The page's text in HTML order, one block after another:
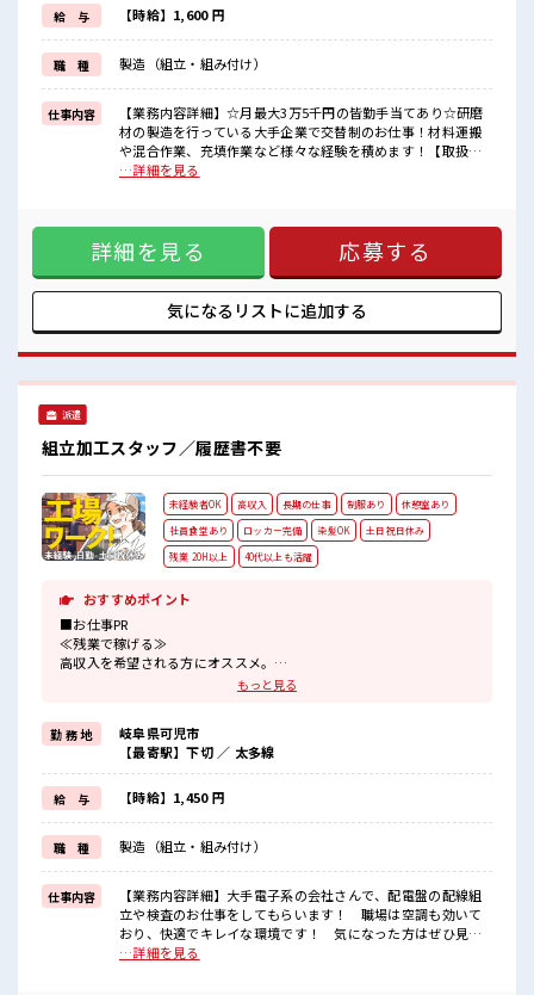
しっかり働く環境が整っています！
イチからスキルUP・ステップUP目指していきましょう！
≪自分に合った期間で働ける≫
福利厚生が整った派遣のお仕事です！
■職場の雰囲気
休憩室で楽しくランチ♪
時間があれば昼寝もしちゃおう！
持ち物が多いあなたにもぴったり☆
給 与 【時給】1,600 円
職 種 製造（組立・組み付け）
仕事内容
【業務内容詳細】☆月最大3万5千円の皆勤手当てあり☆研磨
材の製造を行っている大手企業で交替制のお仕事！材料運搬
や混合作業、充填作業など様々な経験を積めます！【取扱製
品情報】研磨材 ■お仕事PR ≪1日1時間程の残業で収入アップ
と毎日の服選びに悩まずOK♪ ≪未経験の方も大カンゲイ≫
新しいことにチャレンジするのは不安だけど、 しっかり働く
環境が整っています！ イチからスキルUP・ステップUP目指
していきましょう！ ≪自分に合った期間で働ける≫ 福利厚生
が整った派遣のお仕事です！ ■職場の雰囲気 休憩室で楽しく
ランチ♪ 時間があれば昼寝もしちゃおう！ 持ち物が多いあな
ので給料の上乗せも期待できそう！
…詳細を見る
詳細を見る 応募する
気になるリストに追加する
派遣
組立加工スタッフ／履歴書不要
未経験者OK 高収入 長期の仕事 制服あり
休憩室あり
社員食堂あり
ロッカー完備 染髪OK
土日祝日休み
残業 20H以上
40代以上も活躍
おすすめポイント
■お仕事PR
≪残業で稼げる≫
高収入を希望される方にオススメ。
残業は月20時間以上あります♪
週末は家族や友人と一緒にプライベート満喫！
≪ヘアカラーOKで自由な雰囲気の職場≫
明るすぎたり奇抜でなければ基本的に自由！
(規定有)≪動きやすい制服アリ≫
制服があるので、
毎日の服装の悩み解消♪
≪未経験OKの仕事≫
新しいことにチャレンジするのは不安だけど、
しっかり働く環境が整っています！
イチからスキルUP・ステップUP目指していきましょう！
■職場の雰囲気
明るすぎたり奇抜過ぎなければヘアカラーOK！
もっと見る
勤 務 地
岐阜県可児市
【最寄駅】下切 ／ 太多線
給 与 【時給】1,450 円
職 種 製造（組立・組み付け）
仕事内容
【業務内容詳細】大手電子系の会社さんで、配電盤の配線組
立や検査のお仕事をしてもらいます！ 職場は空調も効いて
おり、快適でキレイな環境です！ 気になった方はぜひ見学
から、お気軽にご応募ください☆【取扱製品情報】低圧電磁
…詳細を見る